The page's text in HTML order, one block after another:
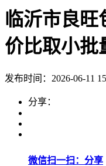
临沂市良旺
价比取小批
发布时间：2026-06-11
分享：
微信扫一扫：分享